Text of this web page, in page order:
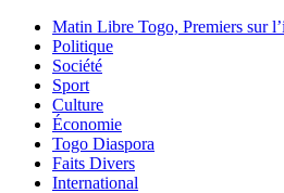
Matin Libre Togo, Premiers sur
Politique
Société
Sport
Culture
Économie
Togo Diaspora
Faits Divers
International